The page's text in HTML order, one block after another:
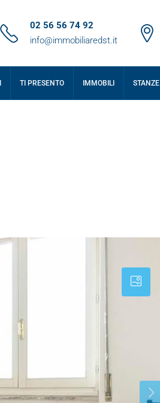
02 56 56 74 92
info@immobiliaredst.it
TI PRESENTO IMMOBILI STANZE